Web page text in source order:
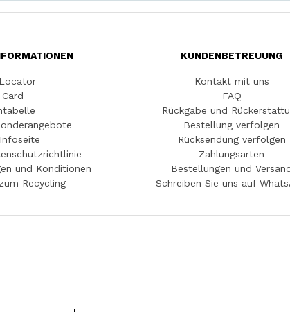
und Konditionen
Recycling
KUNDENBETREUUNG
Kontakt mit uns
FAQ
Rückgabe und
Bestellung verfolgen
Rücksendung verfolgen
Zahlungsarten
Bestellungen und
Schreiben Sie uns auf